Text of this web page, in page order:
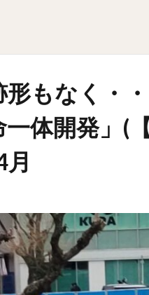
形もなく・
体開発」(